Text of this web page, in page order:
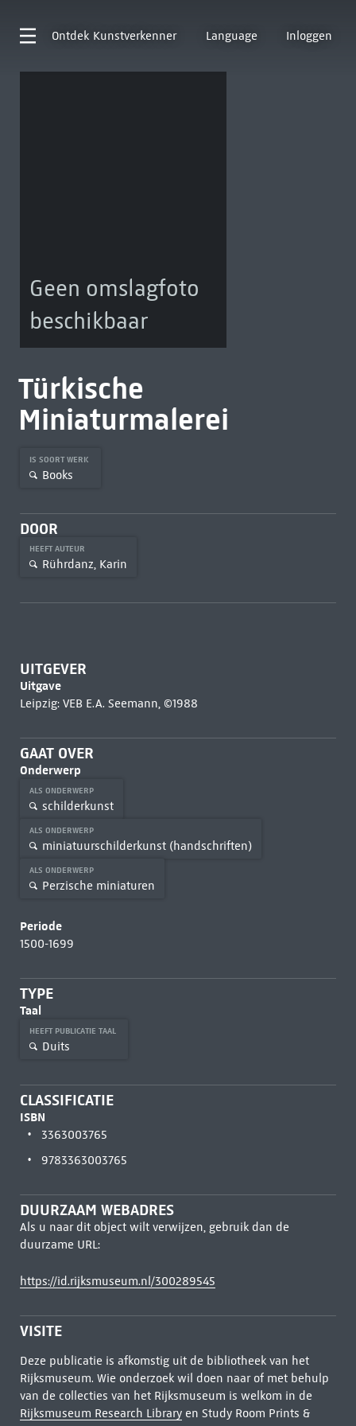
Ontdek Kunstverkenner Language Inloggen
Geen omslagfoto
beschikbaar
Türkische
Miniaturmalerei
IS SOORT WERK
Books
DOOR
HEEFT AUTEUR
Rührdanz, Karin
UITGEVER
Uitgave
Leipzig: VEB E.A. Seemann, ©1988
GAAT OVER
Onderwerp
ALS ONDERWERP
schilderkunst
ALS ONDERWERP
miniatuurschilderkunst (handschriften)
ALS ONDERWERP
Perzische miniaturen
Periode
1500-1699
TYPE
Taal
HEEFT PUBLICATIE TAAL
Duits
CLASSIFICATIE
ISBN
3363003765
9783363003765
DUURZAAM WEBADRES
Als u naar dit object wilt verwijzen, gebruik dan de
duurzame URL:
https://id.rijksmuseum.nl/300289545
VISITE
Deze publicatie is afkomstig uit de bibliotheek van het
Rijksmuseum. Wie onderzoek wil doen naar of met behulp
van de collecties van het Rijksmuseum is welkom in de
Rijksmuseum Research Libraryen Study Room Prints &